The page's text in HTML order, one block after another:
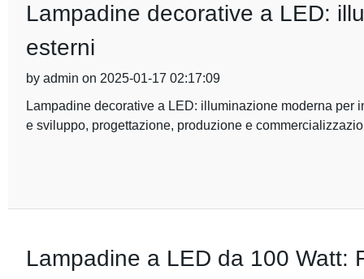
Lampadine decorative a LED:
esterni
by admin on 2025-01-17 02:17:09
Lampadine decorative a LED: illuminazione moderna
e sviluppo, progettazione, produzione e
Lampadine a LED da 100 Watt: